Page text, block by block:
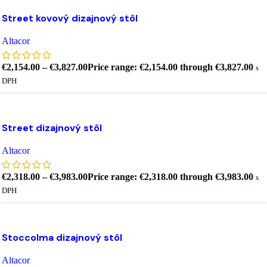
na stránke produktu.
Street kovový dizajnový stôl
Altacor
€2,154.00 – €3,827.00Price range: €2,154.00 through €3,827.00 s
DPH
na stránke produktu.
Street dizajnový stôl
Altacor
€2,318.00 – €3,983.00Price range: €2,318.00 through €3,983.00 s
DPH
na stránke produktu.
Stoccolma dizajnový stôl
Altacor